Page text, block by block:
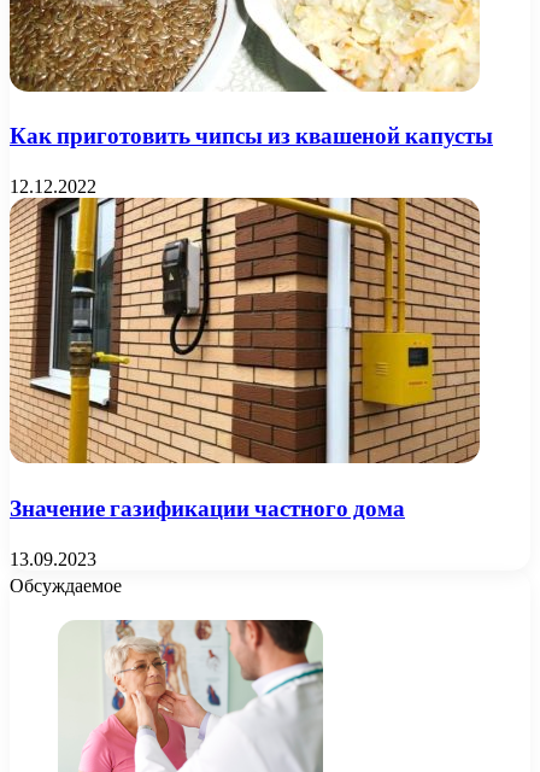
Как приготовить чипсы из квашеной капусты
12.12.2022
Значение газификации частного дома
13.09.2023
Обсуждаемое